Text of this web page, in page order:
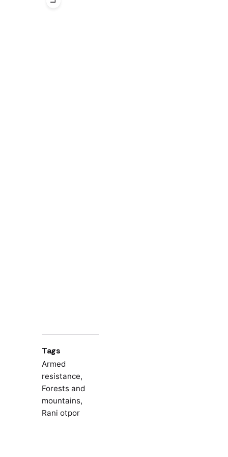
Tags
Armed
resistance,
Forests and
mountains,
Rani otpor